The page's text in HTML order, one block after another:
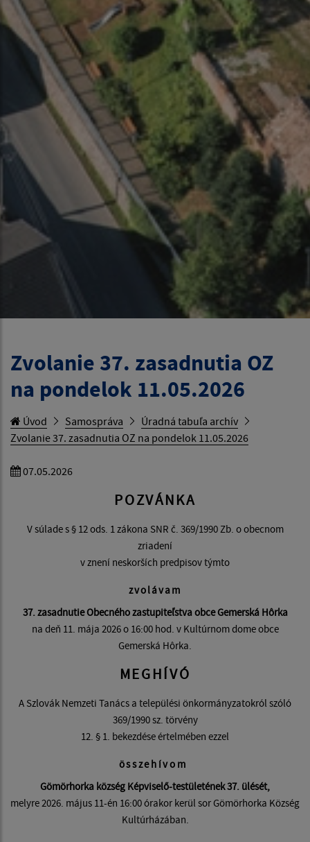
Zvolanie 37. zasadnutia OZ
na pondelok 11.05.2026
Úvod Samospráva
Úradná tabuľa archív
Zvolanie 37. zasadnutia OZ na pondelok 11.05.2026
07.05.2026
POZVÁNKA
V súlade s § 12 ods. 1 zákona SNR č. 369/1990 Zb. o obecnom
zriadení
v znení neskorších predpisov týmto
zvolávam
37. zasadnutie Obecného zastupiteľstva obce Gemerská Hôrka
na deň 11. mája 2026 o 16:00 hod. v Kultúrnom dome obce
Gemerská Hôrka.
MEGHÍVÓ
A Szlovák Nemzeti Tanács a települési önkormányzatokról szóló
369/1990 sz. törvény
12. § 1. bekezdése értelmében ezzel
összehívom
Gömörhorka község Képviselő-testületének 37. ülését,
melyre 2026. május 11-én 16:00 órakor kerül sor Gömörhorka Község
Kultúrházában.